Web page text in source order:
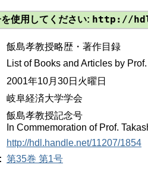
使用してください: http://
飯島孝教授略歴・著作目録
List of Books and Articles by
2001年10月30日火曜日
岐阜経済大学学会
飯島孝教授記念号
In Commemoration of Prof.
http://hdl.handle.net/11207/1854
第35巻 第1号